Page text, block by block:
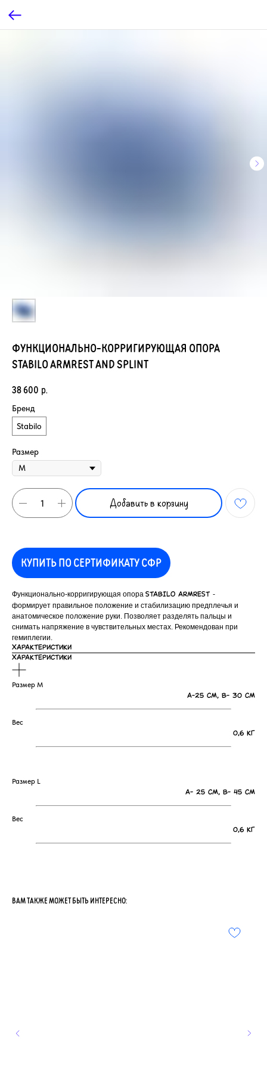
ФУНКЦИОНАЛЬНО-КОРРИГИРУЮЩАЯ ОПОРА
STABILO ARMREST AND SPLINT
38 600 р.
Бренд
Stabilo
Размер
Добавить в корзину
КУПИТЬ ПО СЕРТИФИКАТУ СФР
Функционально-корригирующая опора STABILO ARMREST -
формирует правильное положение и стабилизацию предплечья и
анатомическое положение руки. Позволяет разделять пальцы и
снимать напряжение в чувствительных местах. Рекомендован при
гемиплегии.
ХАРАКТЕРИСТИКИ
ХАРАКТЕРИСТИКИ
Размер М
А-25 см, В- 30 см
Вес
0,6 кг
Размер L
А- 25 см, В- 45 см
Вес
0,6 кг
ВАМ ТАКЖЕ МОЖЕТ БЫТЬ ИНТЕРЕСНО: